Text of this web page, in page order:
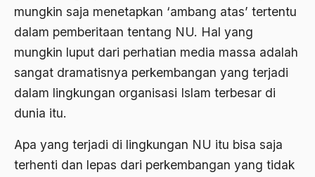
mungkin saja menetapkan ‘ambang atas’ tertentu
dalam pemberitaan tentang NU. Hal yang
mungkin luput dari perhatian media massa adalah
sangat dramatisnya perkembangan yang terjadi
dalam lingkungan organisasi Islam terbesar di
dunia itu.
Apa yang terjadi di lingkungan NU itu bisa saja
terhenti dan lepas dari perkembangan yang tidak
1981
1980
1979
1978
1976
Adopsi
Adu Pinalti
Advisors
Aera-Europa
Afganistan
Afiliasi Kultural
Afrika